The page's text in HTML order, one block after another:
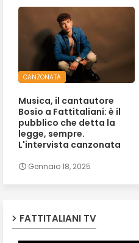
CANZONATA
Musica, il cantautore
Bosio a Fattitaliani: è il
pubblico che detta la
legge, sempre.
L'intervista canzonata
Gennaio 18, 2025
FATTITALIANI TV